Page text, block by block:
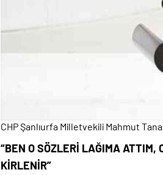
CHP Şanlıurfa Milletvekili Mahmut
“BEN O SÖZLERİ LAĞIMA ATTIM,
KİRLENİR”